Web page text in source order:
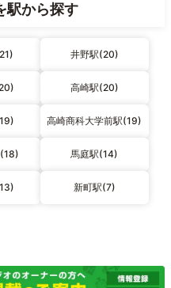
駅から探す
井野駅(20)
高崎駅(20)
高崎商科大学前駅(19)
馬庭駅(14)
新町駅(7)